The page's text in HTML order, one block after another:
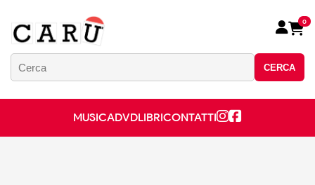
CERCA
0
MUSICADVDLIBRICONTATTI